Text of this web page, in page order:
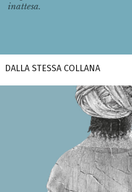
inattesa.
DALLA STESSA COLLANA